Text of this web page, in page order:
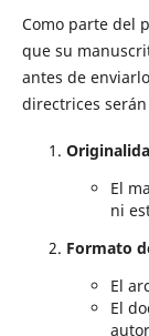
Como parte del
que su
antes de
directrices
El
ni
Formato
El
El